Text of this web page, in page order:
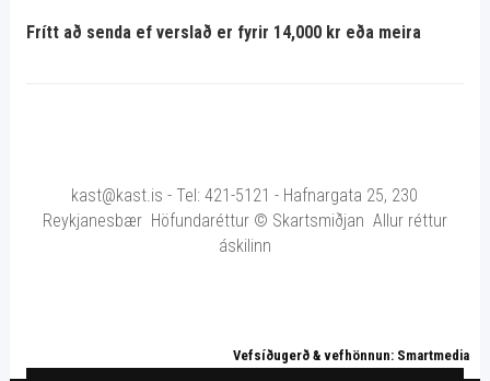
Frítt að senda ef verslað er fyrir 14,000 kr eða meira
kast@kast.is - Tel: 421-5121 - Hafnargata 25, 230
Reykjanesbær Höfundaréttur © Skartsmiðjan Allur réttur
áskilinn
Vefsíðugerð & vefhönnun: Smartmedia